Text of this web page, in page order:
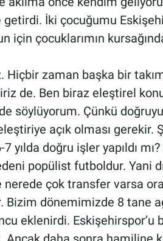
İki çocuğumu
için çocuklarımın
Hiçbir zaman başka bir
de. Ben biraz eleştirel
söylüyorum. Çünkü
açık olması gerekir.
yılda doğru işler yapıldı
popülist futboldur. Yani
nerede çok transfer varsa
dönemimizde 8 tane
eklenirdi. Eskişehirspor’u